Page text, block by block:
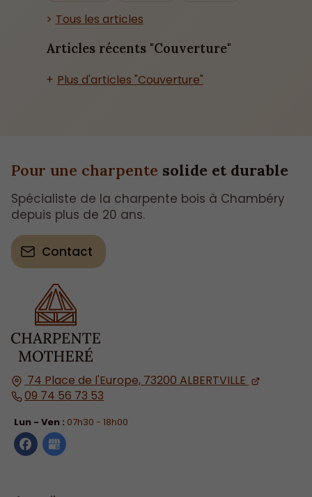
Tous les articles
Articles récents "Couverture"
Plus d'articles "Couverture"
74 Place de l'Europe, 73200 ALBERTVILLE
09 74 56 73 53
Lun - Ven : 07h30 - 18h00
Pour une charpente solide et durable
Spécialiste de la charpente bois à Chambéry
depuis plus de 20 ans.
Contact